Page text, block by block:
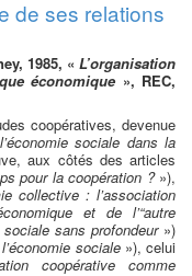
de ses relations
1985, « L’organisation
économique », REC,
coopératives, devenue
l’économie sociale dans la
aux côtés des articles
pour la coopération ?»),
collective : l’association
et de l’“autre
sociale sans profondeur»)
sociale»), celui
coopérative comme